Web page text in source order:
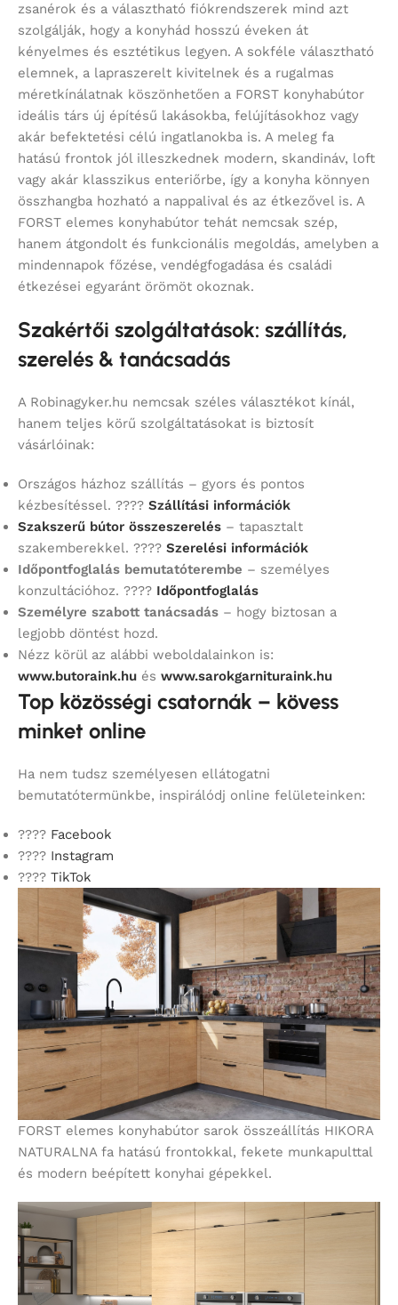
zsanérok és a választható fiókrendszerek mind azt
szolgálják, hogy a konyhád hosszú éveken át
kényelmes és esztétikus legyen. A sokféle választható
elemnek, a lapraszerelt kivitelnek és a rugalmas
méretkínálatnak köszönhetően a FORST konyhabútor
ideális társ új építésű lakásokba, felújításokhoz vagy
akár befektetési célú ingatlanokba is. A meleg fa
hatású frontok jól illeszkednek modern, skandináv, loft
vagy akár klasszikus enteriőrbe, így a konyha könnyen
összhangba hozható a nappalival és az étkezővel is. A
FORST elemes konyhabútor tehát nemcsak szép,
hanem átgondolt és funkcionális megoldás, amelyben a
mindennapok főzése, vendégfogadása és családi
étkezései egyaránt örömöt okoznak.
Szakértői szolgáltatások: szállítás,
szerelés & tanácsadás
A Robinagyker.hu nemcsak széles választékot kínál,
hanem teljes körű szolgáltatásokat is biztosít
vásárlóinak:
Országos házhoz szállítás – gyors és pontos
kézbesítéssel. ???? Szállítási információk
Szakszerű bútor összeszerelés – tapasztalt
szakemberekkel. ???? Szerelési információk
Időpontfoglalás bemutatóterembe – személyes
konzultációhoz. ???? Időpontfoglalás
Személyre szabott tanácsadás – hogy biztosan a
legjobb döntést hozd.
Nézz körül az alábbi weboldalainkon is:
www.butoraink.hu és www.sarokgarnituraink.hu
Top közösségi csatornák – kövess
minket online
Ha nem tudsz személyesen ellátogatni
bemutatótermünkbe, inspirálódj online felületeinken:
???? Facebook
???? Instagram
???? TikTok
FORST elemes konyhabútor sarok összeállítás HIKORA
NATURALNA fa hatású frontokkal, fekete munkapulttal
és modern beépített konyhai gépekkel.